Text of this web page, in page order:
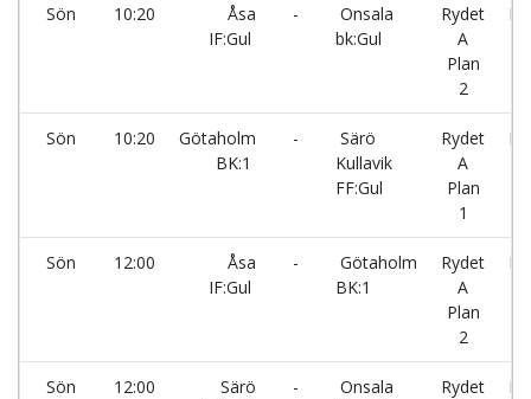
Sön 10:20
Åsa
IF:Gul
-
Onsala
bk:Gul
Rydet
A
Plan
2
Sön 10:20
Götaholm
BK:1
-
Särö
Kullavik
FF:Gul
Rydet
A
Plan
1
Sön 12:00
Åsa
IF:Gul
-
Götaholm
BK:1
Rydet
A
Plan
2
Sön 12:00
Särö
-
Onsala
Rydet